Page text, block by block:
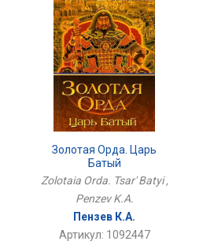
Золотая Орда. Царь
Батый
Zolotaia Orda. Tsar' Batyi ,
Penzev K.A.
Пензев К.А.
Артикул: 1092447